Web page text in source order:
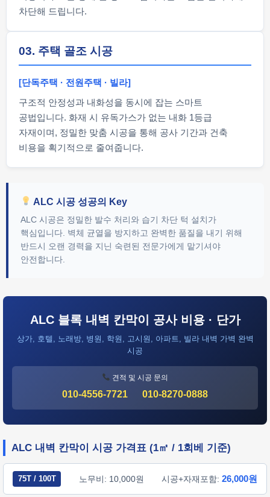
차단해 드립니다.
03. 주택 골조 시공
[단독주택 · 전원주택 · 빌라]
구조적 안정성과 내화성을 동시에 잡는 스마트
공법입니다. 화재 시 유독가스가 없는 내화 1등급
자재이며, 정밀한 맞춤 시공을 통해 공사 기간과 건축
비용을 획기적으로 줄여줍니다.
ALC 시공 성공의 Key
ALC 시공은 정밀한 발수 처리와 습기 차단 턱 설치가
핵심입니다. 벽체 균열을 방지하고 완벽한 품질을 내기 위해
반드시 오랜 경력을 지닌 숙련된 전문가에게 맡기셔야
안전합니다.
ALC 블록 내벽 칸막이 공사 비용 · 단가
상가, 호텔, 노래방, 병원, 학원, 고시원, 아파트, 빌라 내벽 가벽 완벽
시공
견적 및 시공 문의
010-4556-7721 010-8270-0888
ALC 내벽 칸막이 시공 가격표 (1㎡ / 1회베 기준)
75T / 100T 노무비: 10,000원 시공+자재포함: 26,000원